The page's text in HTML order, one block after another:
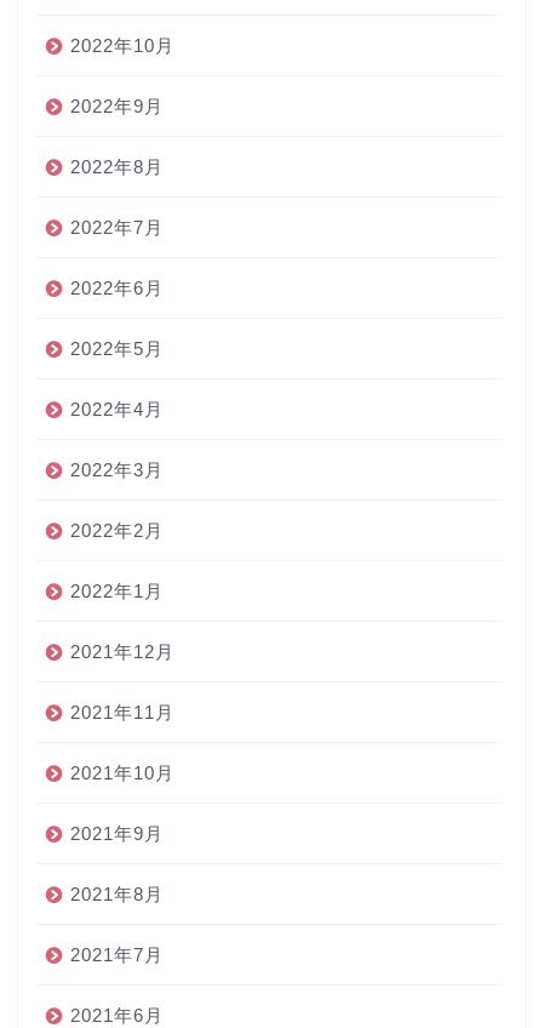
2022年10月
2022年9月
2022年8月
2022年7月
2022年6月
2022年5月
2022年4月
2022年3月
2022年2月
2022年1月
2021年12月
2021年11月
2021年10月
2021年9月
2021年8月
2021年7月
2021年6月